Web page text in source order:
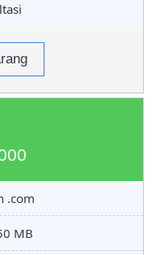
.com
MB